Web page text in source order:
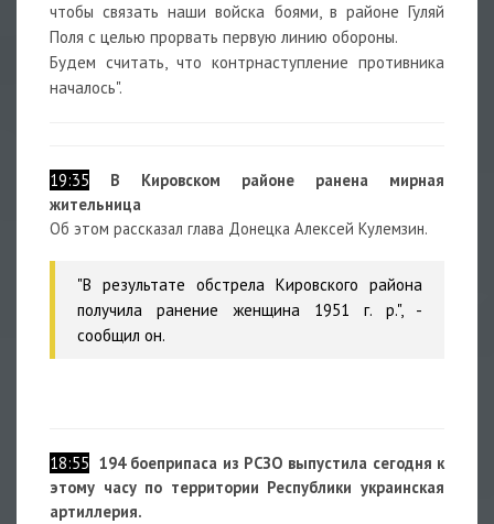
чтобы связать наши войска боями, в районе Гуляй
Поля с целью прорвать первую линию обороны.
Будем считать, что контрнаступление противника
началось".
19:35
В Кировском районе ранена мирная
жительница
Об этом рассказал глава Донецка Алексей Кулемзин.
"В результате обстрела Кировского района
получила ранение женщина 1951 г. р.", -
сообщил он.
18:55 194 боеприпаса из РСЗО выпустила сегодня к
этому часу по территории Республики украинская
артиллерия.